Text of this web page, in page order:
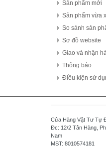
FDK Coperation
Hitachi - Japan
HCFA - China
HIOKI - Japan
HAGER
HONEYWELL
Hanyoung -
Idec Izumi Corp
Sản phẩm mới
Sản phẩm vừa
So sánh sản
Sơ đồ website
Giao và nhận
Thông báo
Điều kiện sử
Cửa Hàng Vật Tư Tự
Đc: 12/2 Tân Hàng,
Nam
MST: 8010574181